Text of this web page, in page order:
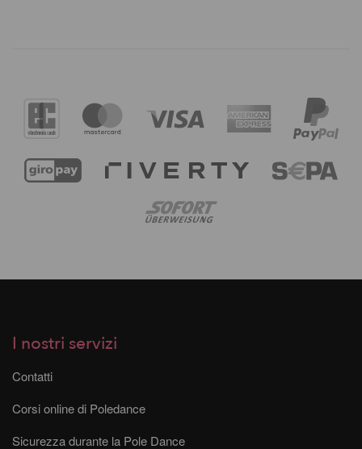
I nostri servizi
Contatti
Corsi online di Poledance
Sicurezza durante la Pole Dance